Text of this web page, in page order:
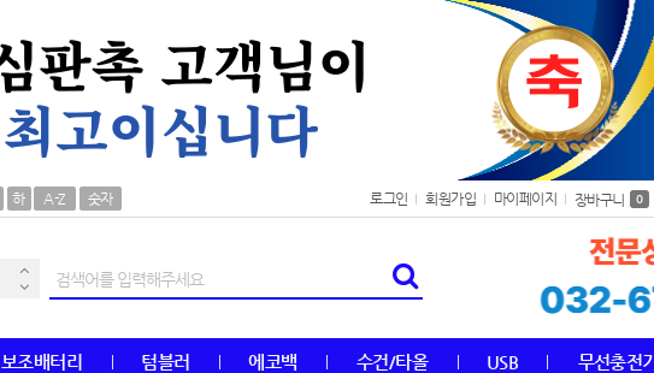
하 A-Z 숫자 로그인 회원가입 마이페이지 장바구니 0
보조배터리 텀블러 에코백 수건/타올 USB 무선충전기